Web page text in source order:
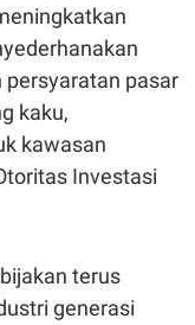
persyaratan pasar
kaku,
kawasan
Investasi
terus
generasi